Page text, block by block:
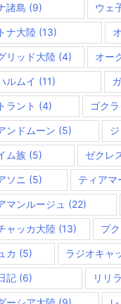
諸島 (9) ウェ
ナ大陸 (13)
リッド大陸 (4) オー
ルムイ (11)
ラント (4) ゴク
ンドムーン (5)
ム族 (5) ゼクレ
ソニ (5) ティアマ
マンルージュ (22)
ャッカ大陸 (13) プ
カ (5) ラジオキャ
記 (6) リリ